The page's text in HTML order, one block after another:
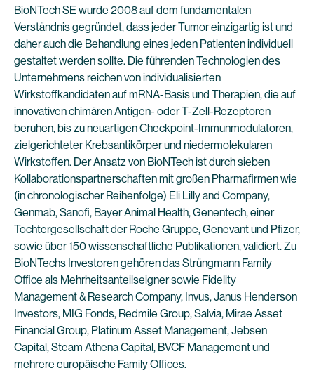
BioNTech SE wurde 2008 auf dem fundamentalen
Verständnis gegründet, dass jeder Tumor einzigartig ist und
daher auch die Behandlung eines jeden Patienten individuell
gestaltet werden sollte. Die führenden Technologien des
Unternehmens reichen von individualisierten
Wirkstoffkandidaten auf mRNA-Basis und Therapien, die auf
innovativen chimären Antigen- oder T-Zell-Rezeptoren
beruhen, bis zu neuartigen Checkpoint-Immunmodulatoren,
zielgerichteter Krebsantikörper und niedermolekularen
Wirkstoffen. Der Ansatz von BioNTech ist durch sieben
Kollaborationspartnerschaften mit großen Pharmafirmen wie
(in chronologischer Reihenfolge) Eli Lilly and Company,
Genmab, Sanofi, Bayer Animal Health, Genentech, einer
Tochtergesellschaft der Roche Gruppe, Genevant und Pfizer,
sowie über 150 wissenschaftliche Publikationen, validiert. Zu
BioNTechs Investoren gehören das Strüngmann Family
Office als Mehrheitsanteilseigner sowie Fidelity
Management & Research Company, Invus, Janus Henderson
Investors, MIG Fonds, Redmile Group, Salvia, Mirae Asset
Financial Group, Platinum Asset Management, Jebsen
Capital, Steam Athena Capital, BVCF Management und
mehrere europäische Family Offices.